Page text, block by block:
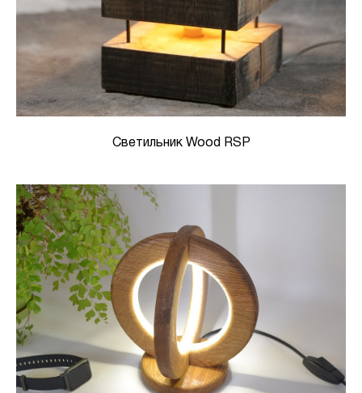
Светильник Wood RSP